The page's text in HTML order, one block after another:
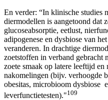
En verder: “In klinische studies
diermodellen is aangetoond dat
glucoseabsorptie, eetlust,
adipogenese en dysbiose van
veranderen. In drachtige
zoetstoffen in verband gebracht
zoete smaak op latere leeftijd
nakomelingen (bijv. verhoogde
obesitas, microbioom dysbiose
leverfunctietesten)."109